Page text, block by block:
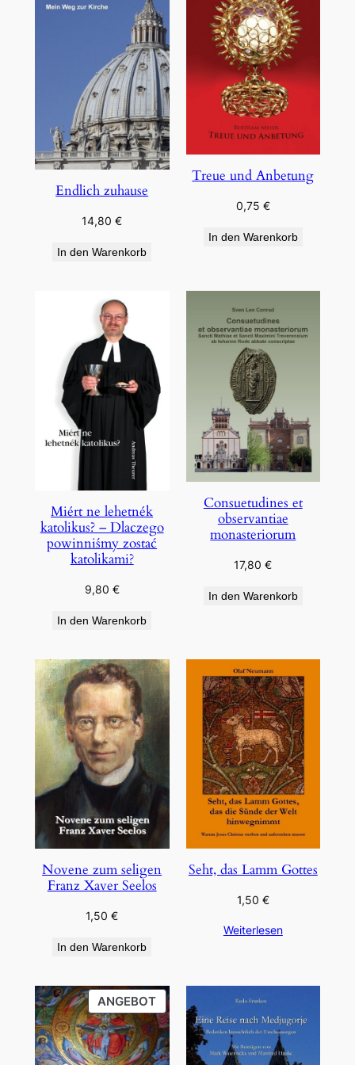
Endlich zuhause
14,80€
In den Warenkorb
Treue und Anbetung
0,75 €
In den Warenkorb
Miért ne lehetnék
katolikus? – Dlaczego
powinniśmy zostać
katolikami?
9,80 €
In den Warenkorb
Consuetudines et
observantiae
monasteriorum
17,80€
In den Warenkorb
Novene zum seligen
Franz Xaver Seelos
1,50€
In den Warenkorb
Seht, das Lamm Gottes
1,50 €
Weiterlesen
ANGEBOTPRODUKT
IM
ANGEBOT